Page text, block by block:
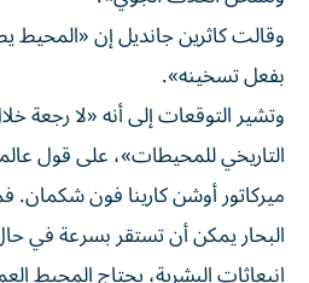
وقالت كاثرين جانديل إن «المحيط
بفعل تسخينه».
وتشير التوقعات إلى أنه «لا رجعة
التاريخي للمحيطات»، على قول
ميركاتور أوشن كارينا فون
البحار يمكن أن تستقر بسرعة في